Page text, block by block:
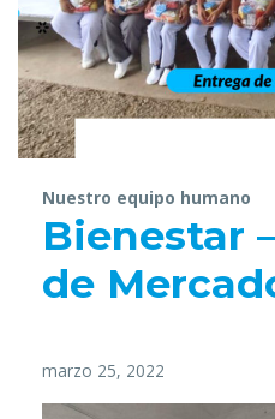
Nuestro equipo humano
Bienestar
de
marzo 25, 2022